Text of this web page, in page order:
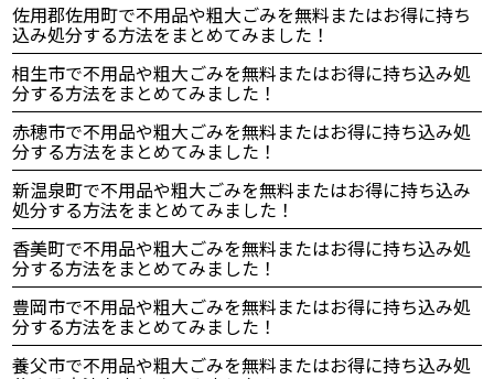
佐用郡佐用町で不用品や粗大ごみを無料またはお得に持ち
込み処分する方法をまとめてみました！
相生市で不用品や粗大ごみを無料またはお得に持ち込み処
分する方法をまとめてみました！
赤穂市で不用品や粗大ごみを無料またはお得に持ち込み処
分する方法をまとめてみました！
新温泉町で不用品や粗大ごみを無料またはお得に持ち込み
処分する方法をまとめてみました！
香美町で不用品や粗大ごみを無料またはお得に持ち込み処
分する方法をまとめてみました！
豊岡市で不用品や粗大ごみを無料またはお得に持ち込み処
分する方法をまとめてみました！
養父市で不用品や粗大ごみを無料またはお得に持ち込み処